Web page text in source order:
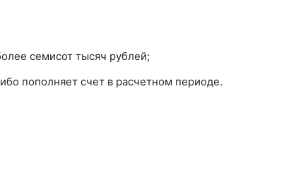
семисот тысяч рублей;
пополняет счет в расчетном периоде.